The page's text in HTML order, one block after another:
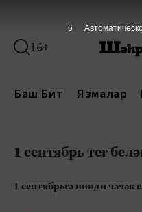
16+
Баш Бит Язмалар
1 сентябрь тег
1 сентябрьгә нинди чәчәк
6